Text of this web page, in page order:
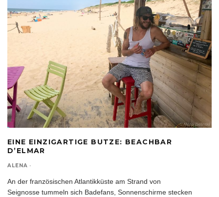
EINE EINZIGARTIGE BUTZE: BEACHBAR
D’ELMAR
ALENA ·
An der französischen Atlantikküste am Strand von
Seignosse tummeln sich Badefans, Sonnenschirme stecken